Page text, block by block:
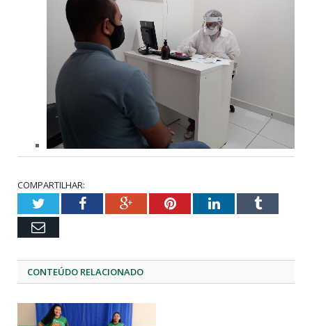
COMPARTILHAR:
TwitterFacebookGoogle+PinterestLinkedInTumblr
Email
CONTEÚDO RELACIONADO